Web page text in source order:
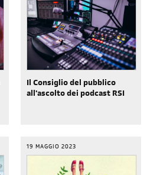
Il Consiglio del pubblico
all'ascolto dei podcast RSI
19 MAGGIO 2023